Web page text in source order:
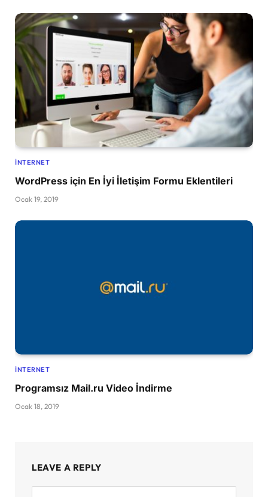
İNTERNET
WordPress için En İyi İletişim Formu Eklentileri
Ocak 19, 2019
İNTERNET
Programsız Mail.ru Video İndirme
Ocak 18, 2019
LEAVE A REPLY